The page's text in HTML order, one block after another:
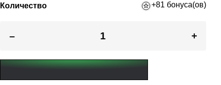
Количество +81 бонуса(ов)
– +